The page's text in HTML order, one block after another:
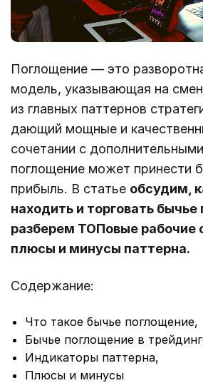
Поглощение — это
модель, указывающая на
из главных паттернов
дающий мощные и
сочетании с
поглощение может принести
прибыль. В статье обсудим,
находить и торговать бычье
разберем ТОПовые рабочие
плюсы и минусы паттерна.
Содержание:
Что такое бычье поглощение,
Бычье поглощение в
Индикаторы паттерна,
Плюсы и минусы